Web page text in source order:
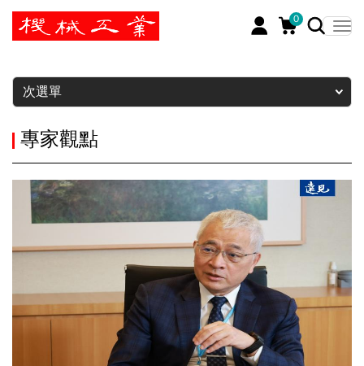
0
暫停
次選單
專家觀點